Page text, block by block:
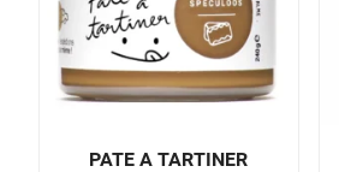
PATE A TARTINER